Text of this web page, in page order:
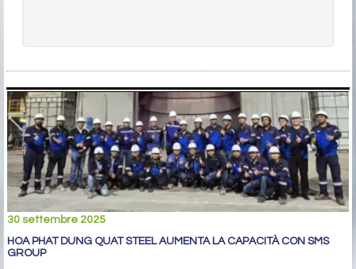
30 settembre 2025
HOA PHAT DUNG QUAT STEEL AUMENTA LA CAPACITÀ CON SMS
GROUP